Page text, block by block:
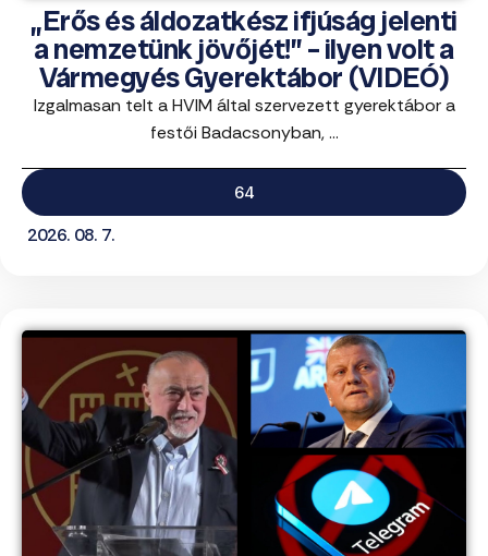
„Erős és áldozatkész ifjúság jelenti
a nemzetünk jövőjét!” – ilyen volt a
Vármegyés Gyerektábor (VIDEÓ)
Izgalmasan telt a HVIM által szervezett gyerektábor a
festői Badacsonyban, ...
64
2026. 08. 7.